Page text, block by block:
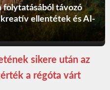
folytatásából távozó
ellentétek és AI-
sikere után az
a régóta várt